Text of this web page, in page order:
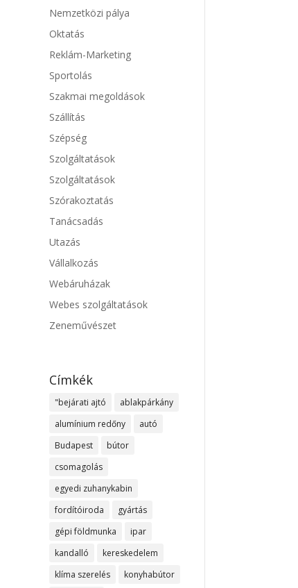
Nemzetközi pálya
Oktatás
Reklám-Marketing
Sportolás
Szakmai megoldások
Szállítás
Szépség
Szolgáltatások
Szolgáltatások
Szórakoztatás
Tanácsadás
Utazás
Vállalkozás
Webáruházak
Webes szolgáltatások
Zeneművészet
Címkék
"bejárati ajtó
ablakpárkány
alumínium redőny
autó
Budapest
bútor
csomagolás
egyedi zuhanykabin
fordítóiroda
gyártás
gépi földmunka
ipar
kandalló
kereskedelem
klíma szerelés
konyhabútor